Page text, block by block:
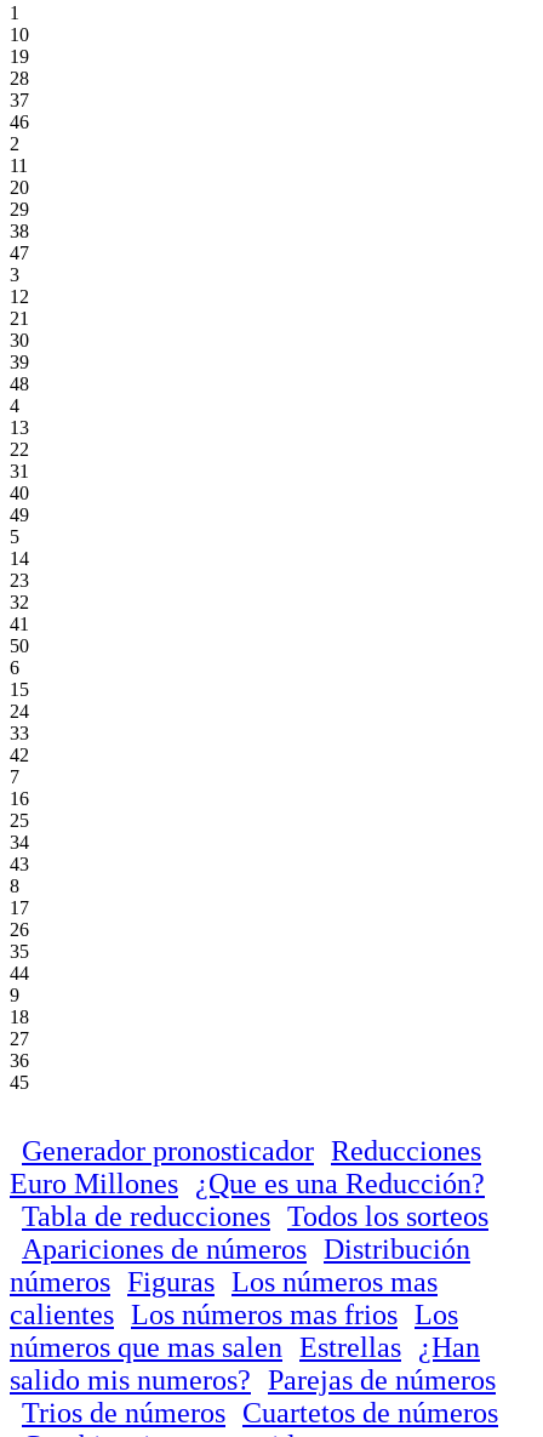
1
10
19
28
37
46
2
11
20
29
38
47
3
12
21
30
39
48
4
13
22
31
40
49
5
14
23
32
41
50
6
15
24
33
42
7
16
25
34
43
8
17
26
35
44
9
18
27
36
45
Generador pronosticador Reducciones
Euro Millones
¿Que es una Reducción?
Tabla de reducciones Todos los sorteos
Apariciones de números Distribución
números Figuras Los números mas
calientes Los números mas frios Los
números que mas salen Estrellas
¿Han
salido mis numeros? Parejas de números
Trios de números Cuartetos de números